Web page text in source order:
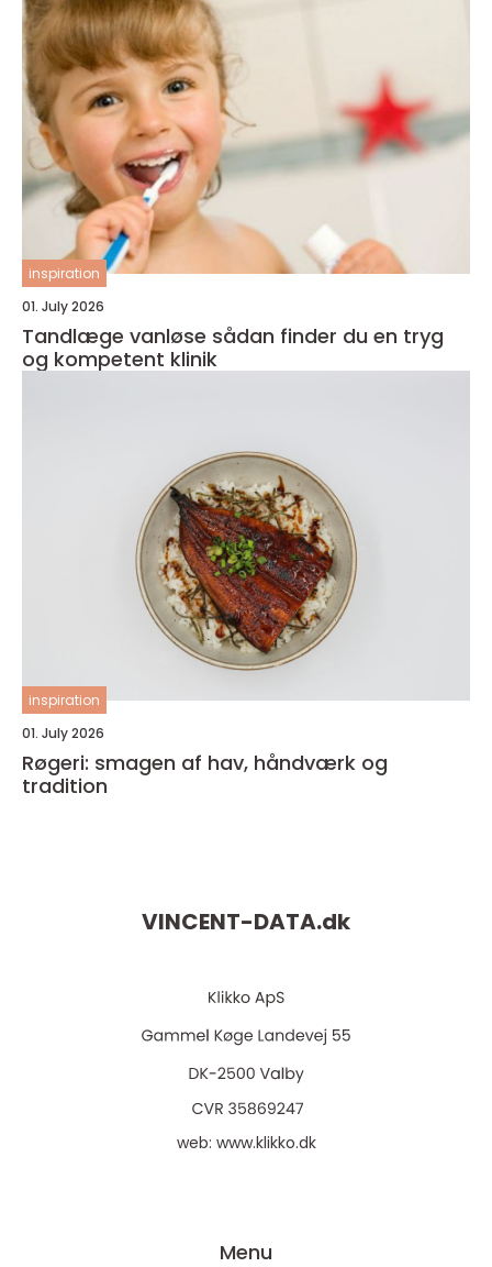
inspiration
01. July 2026
Tandlæge vanløse sådan finder du en tryg
og kompetent klinik
inspiration
01. July 2026
Røgeri: smagen af hav, håndværk og
tradition
VINCENT-DATA.dk
web: www.klikko.dk
Menu